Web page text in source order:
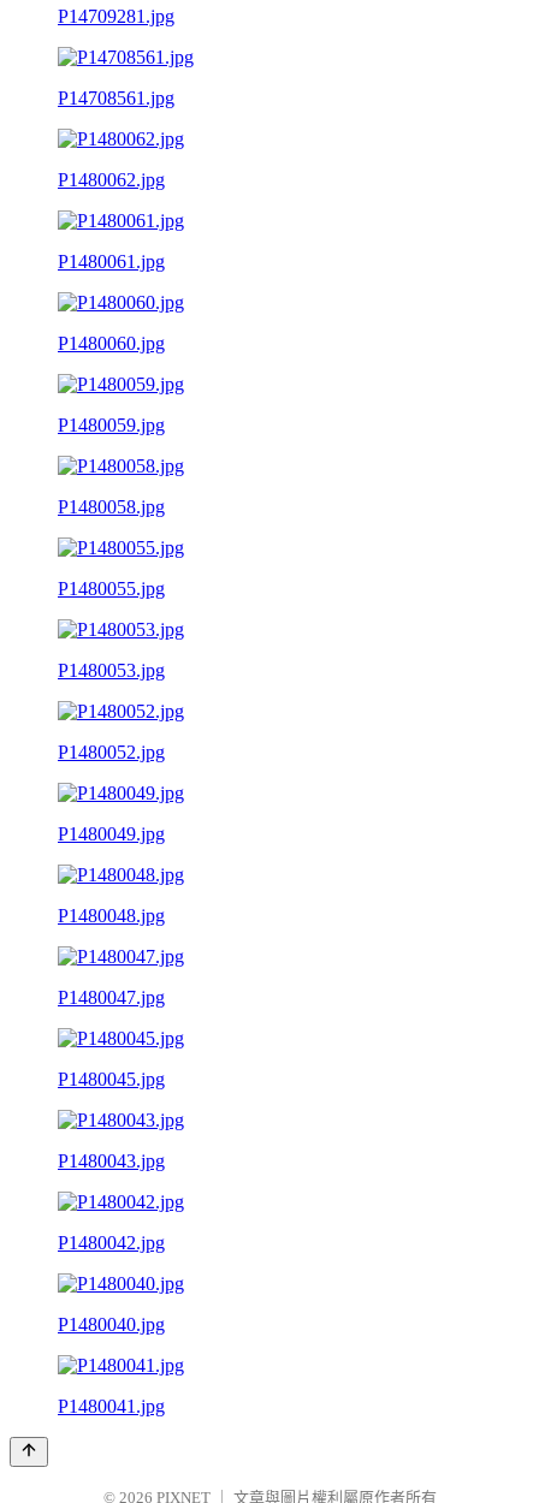
P14709281.jpg
P14708561.jpg
P1480062.jpg
P1480061.jpg
P1480060.jpg
P1480059.jpg
P1480058.jpg
P1480055.jpg
P1480053.jpg
P1480052.jpg
P1480049.jpg
P1480048.jpg
P1480047.jpg
P1480045.jpg
P1480043.jpg
P1480042.jpg
P1480040.jpg
P1480041.jpg
© 2026 PIXNET 文章與圖片權利屬原作者所有